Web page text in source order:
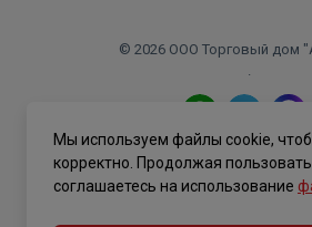
© 2026 ООО Торговый дом
.
Политика
Мы используем файлы cookie,
корректно. Продолжая
соглашаетесь на использование